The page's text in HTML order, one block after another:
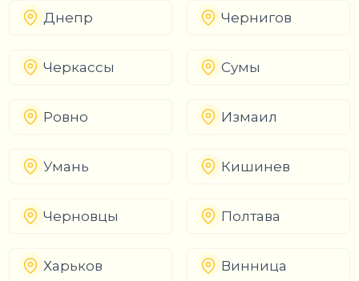
Днепр Чернигов
Черкассы Сумы
Ровно Измаил
Умань Кишинев
Черновцы Полтава
Харьков Винница